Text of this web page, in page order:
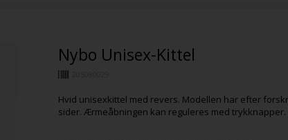
Nybo Unisex-Kittel
Hvid unisexkittel med revers. Modellen har efter
sider. Ærmeåbningen kan reguleres med